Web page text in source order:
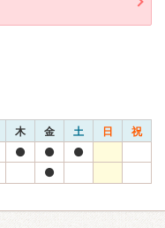
木 金 土 日 祝